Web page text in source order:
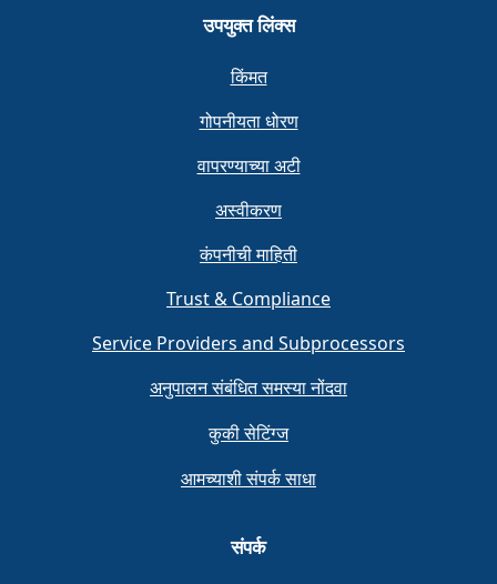
उपयुक्त लिंक्स
किंमत
गोपनीयता धोरण
वापरण्याच्या अटी
अस्वीकरण
कंपनीची माहिती
Trust & Compliance
Service Providers and Subprocessors
अनुपालन संबंधित समस्या नोंदवा
कुकी सेटिंग्ज
आमच्याशी संपर्क साधा
संपर्क